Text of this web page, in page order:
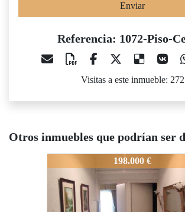
Enviar
Referencia: 1072-Piso-
Visitas a este inmueble: 272
Otros inmuebles que podrían ser
1072-Piso-Centro188.900 €